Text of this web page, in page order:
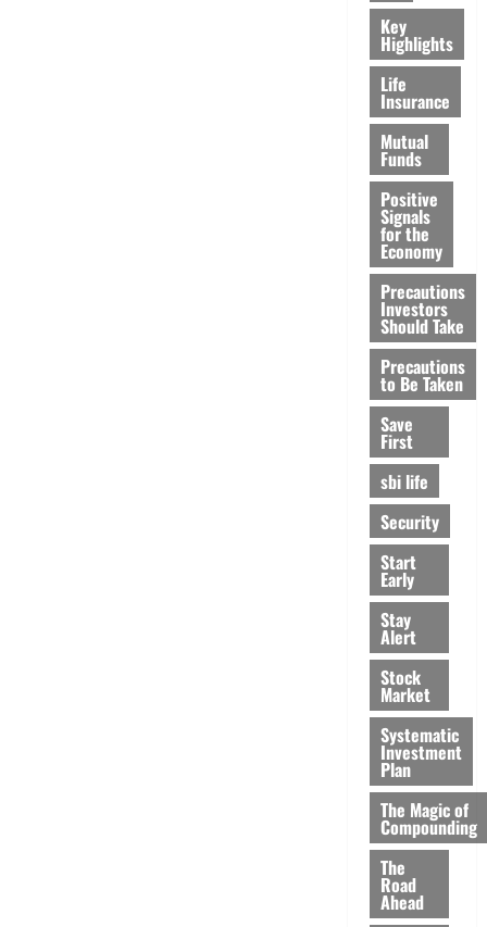
Key
Highlights
Life
Insurance
Mutual
Funds
Positive
Signals
for the
Economy
Precautions
Investors
Should Take
Precautions
to Be Taken
Save
First
sbi life
Security
Start
Early
Stay
Alert
Stock
Market
Systematic
Investment
Plan
The Magic of
Compounding
The
Road
Ahead